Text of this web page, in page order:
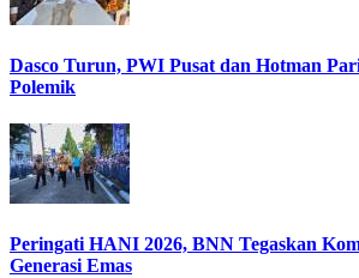
Dasco Turun, PWI Pusat dan Hotman
Polemik
Peringati HANI 2026, BNN Tegaskan
Generasi Emas